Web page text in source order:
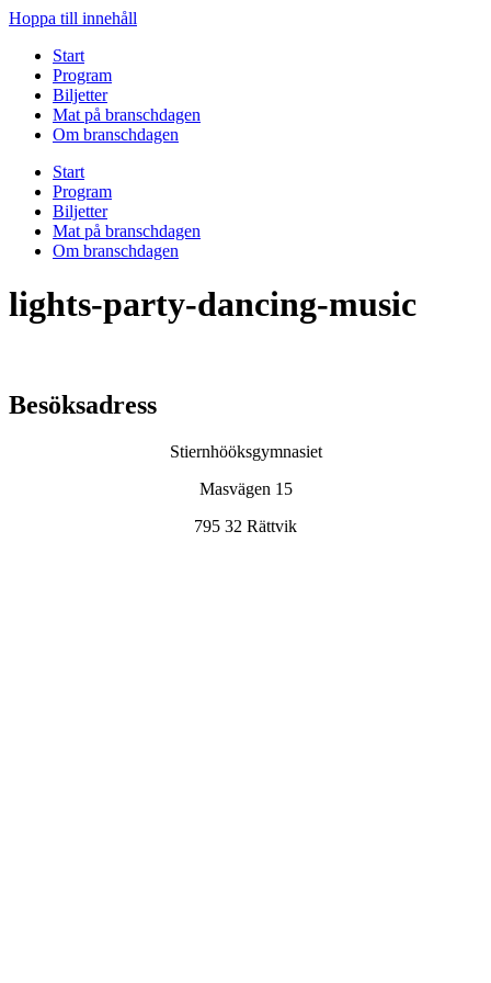
Hoppa till innehåll
Start
Program
Biljetter
Mat på branschdagen
Om branschdagen
Start
Program
Biljetter
Mat på branschdagen
Om branschdagen
lights-party-dancing-music
Besöksadress
Stiernhööksgymnasiet
Masvägen 15
795 32 Rättvik